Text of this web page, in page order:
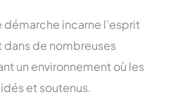
incarne l’esprit
dans de nombreuses
un environnement où les
et soutenus.